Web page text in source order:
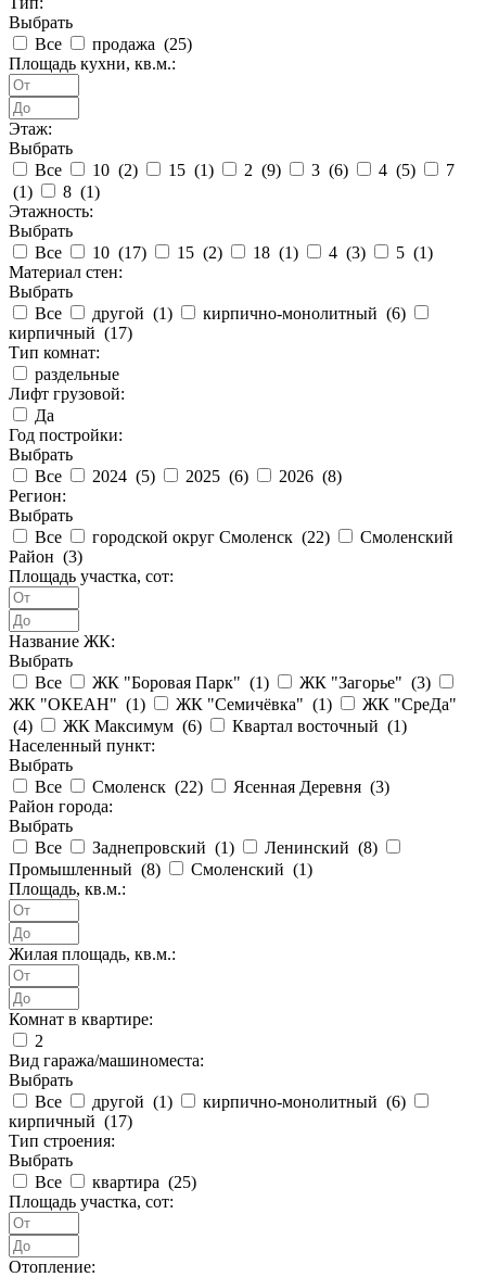
Выбрать
Все
продажа (25)
Площадь кухни, кв.м.:
Этаж:
Выбрать
Все
10 (2) 15 (1) 2 (9) 3 (6) 4 (5)
7
(1) 8 (1)
Этажность:
Выбрать
Все
10 (17) 15 (2) 18 (1) 4 (3) 5 (1)
Материал стен:
Выбрать
Все
другой (1) кирпично-монолитный (6)
кирпичный (17)
Тип комнат:
раздельные
Лифт грузовой:
Да
Год постройки:
Выбрать
Все
2024 (5) 2025 (6) 2026 (8)
Регион:
Выбрать
Все
городской округ Смоленск (22)
Смоленский
Район (3)
Площадь участка, сот:
Название ЖК:
Выбрать
Все
ЖК "Боровая Парк" (1) ЖК "Загорье" (3)
ЖК "ОКЕАН" (1) ЖК "Семичёвка" (1)
ЖК "СреДа"
(4) ЖК Максимум (6) Квартал восточный (1)
Населенный пункт:
Выбрать
Все
Смоленск (22) Ясенная Деревня (3)
Район города:
Выбрать
Все
Заднепровский (1) Ленинский (8)
Промышленный (8) Смоленский (1)
Площадь, кв.м.:
Жилая площадь, кв.м.:
Комнат в квартире:
2
Вид гаража/машиноместа:
Выбрать
Все
другой (1) кирпично-монолитный (6)
кирпичный (17)
Тип строения:
Выбрать
Все
квартира (25)
Площадь участка, сот:
Отопление: